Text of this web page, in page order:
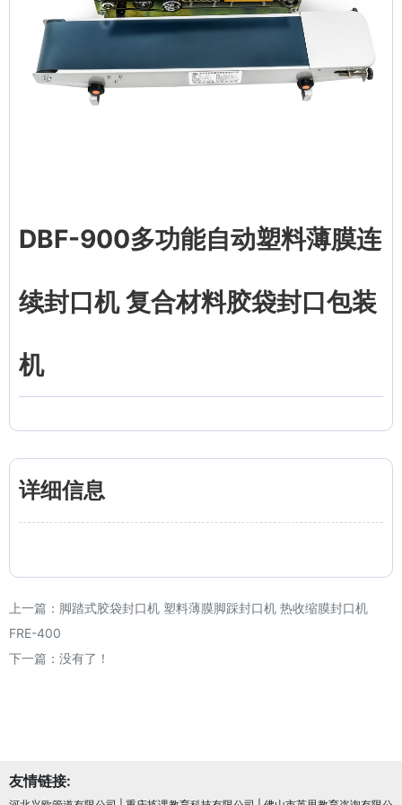
DBF-900多功能自动塑料薄膜连
续封口机 复合材料胶袋封口包装
机
详细信息
上一篇： 脚踏式胶袋封口机 塑料薄膜脚踩封口机 热收缩膜封口机
FRE-400
下一篇：没有了！
友情链接: